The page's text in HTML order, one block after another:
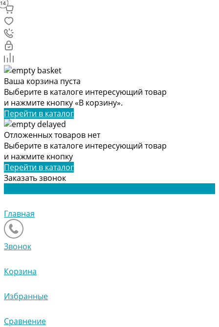
Ваша корзина пуста
Выберите в каталоге интересующий товар
и нажмите кнопку «В корзину».
Перейти в каталог
Отложенных товаров нет
Выберите в каталоге интересующий товар
и нажмите кнопку
Перейти в каталог
Заказать звонок
Главная
Звонок
Корзина
Избранные
Сравнение
25
26
9
19
18
25
17
17
1
16
5
21
16
5
15
8
13
24
20
12
7
23
2
3
10
6
11
22
14
14